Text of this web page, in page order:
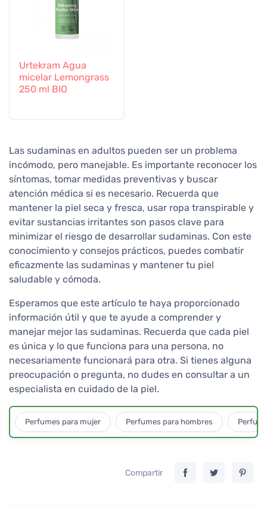
Urtekram Agua
micelar Lemongrass
250 ml BIO
Las sudaminas en adultos pueden ser un problema
incómodo, pero manejable. Es importante reconocer los
síntomas, tomar medidas preventivas y buscar
atención médica si es necesario. Recuerda que
mantener la piel seca y fresca, usar ropa transpirable y
evitar sustancias irritantes son pasos clave para
minimizar el riesgo de desarrollar sudaminas. Con este
conocimiento y consejos prácticos, puedes combatir
eficazmente las sudaminas y mantener tu piel
saludable y cómoda.
Esperamos que este artículo te haya proporcionado
información útil y que te ayude a comprender y
manejar mejor las sudaminas. Recuerda que cada piel
es única y lo que funciona para una persona, no
necesariamente funcionará para otra. Si tienes alguna
preocupación o pregunta, no dudes en consultar a un
especialista en cuidado de la piel.
Perfumes para mujer Perfumes para hombres
Compartir